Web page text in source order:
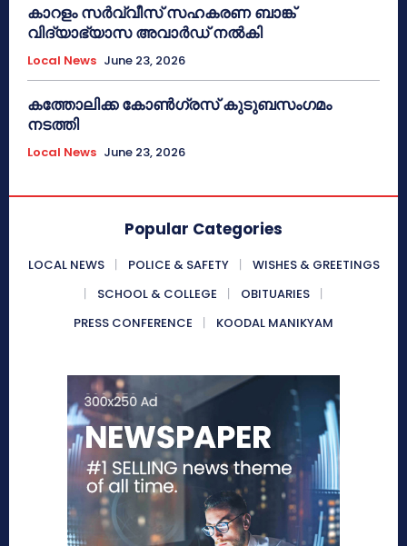
കാറളം സർവ്വീസ് സഹകരണ ബാങ്ക്
വിദ്യാഭ്യാസ അവാർഡ് നൽകി
Local News June 23, 2026
കത്തോലിക്ക കോൺഗ്രസ് കുടുബസംഗമം
നടത്തി
Local News June 23, 2026
Popular Categories
LOCAL NEWS POLICE & SAFETY
WISHES & GREETINGS
SCHOOL & COLLEGE
OBITUARIES
PRESS CONFERENCE
KOODAL MANIKYAM